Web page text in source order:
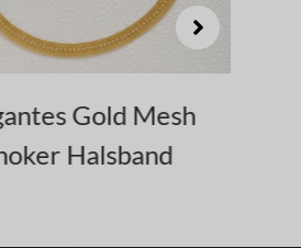
Gold Mesh
Halsband